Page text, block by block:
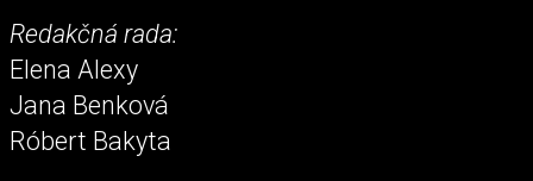
Redakčná rada:
Elena Alexy
Jana Benková
Róbert Bakyta